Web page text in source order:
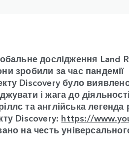
дослідження Land
зробили за час пандемії
Discovery було
і жага до
та англійська
Discovery: https://
на честь